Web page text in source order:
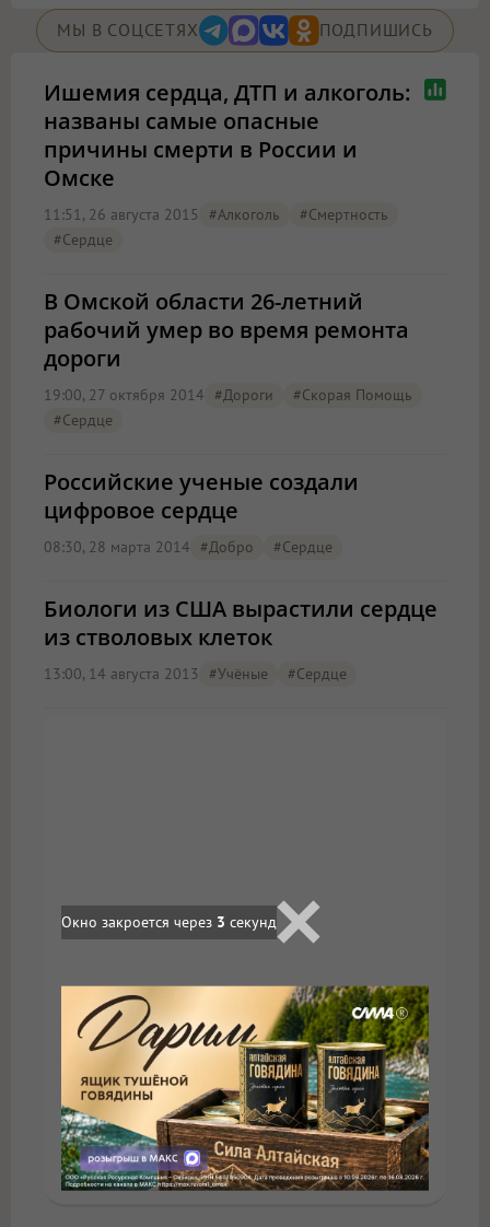
МЫ В СОЦСЕТЯХ ПОДПИШИСЬ
Ишемия сердца, ДТП и алкоголь:
названы самые опасные
причины смерти в России и
Омске
11:51, 26 августа 2015 #алкоголь
#смертность
#сердце
В Омской области 26-летний
рабочий умер во время ремонта
дороги
19:00, 27 октября 2014 #дороги
#скорая Помощь
#сердце
Российские ученые создали
цифровое сердце
08:30, 28 марта 2014 #добро #сердце
Биологи из США вырастили сердце
из стволовых клеток
13:00, 14 августа 2013 #учёные #сердце
В омской больнице
провели 6 тысяч операций
на открытом сердце
16:52, 22 февраля 2013 #сердце #операция
Окно закроется через 3 секунд